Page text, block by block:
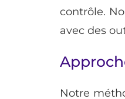
contrôle.
avec des
Notre